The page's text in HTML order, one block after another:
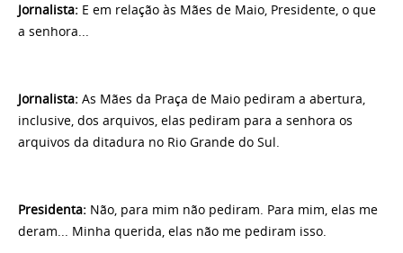
Jornalista: E em relação às Mães de Maio, Presidente, o que
a senhora...
Jornalista: As Mães da Praça de Maio pediram a abertura,
inclusive, dos arquivos, elas pediram para a senhora os
arquivos da ditadura no Rio Grande do Sul.
Presidenta: Não, para mim não pediram. Para mim, elas me
deram... Minha querida, elas não me pediram isso.